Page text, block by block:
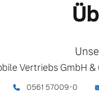
Vertriebs GmbH &
0561 57009-0